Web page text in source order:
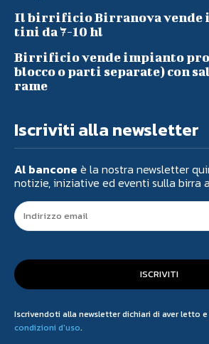
Il birrificio Birranova vende
tini da 7-10 hl
Birrificio vende impianto
blocco o parti separate) con
rame
Iscriviti alla newsletter
Al bancone è la nostra newsletter
notizie, iniziative ed eventi sulla birra
ISCRIVITI
Iscrivendoti alla newsletter dichiari di aver letto
condizioni d'uso.